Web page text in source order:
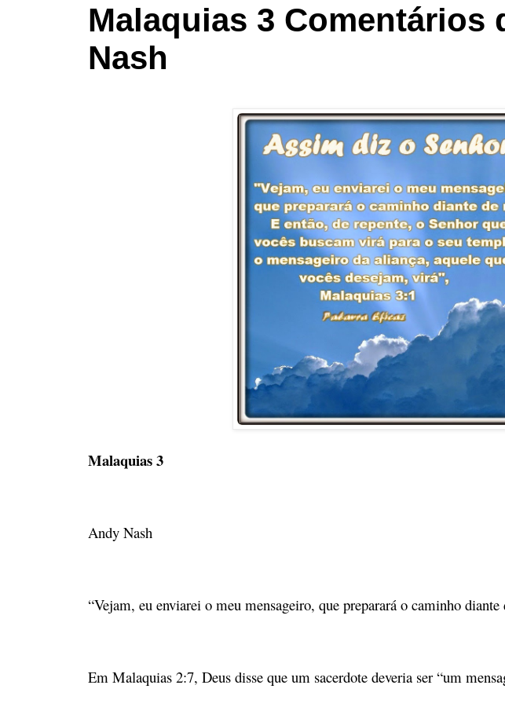
Malaquias 3 Comentários
Nash
Malaquias 3
Andy Nash
“Vejam, eu enviarei o meu mensageiro, que preparará o caminho
Em Malaquias 2:7, Deus disse que um sacerdote deveria ser “um